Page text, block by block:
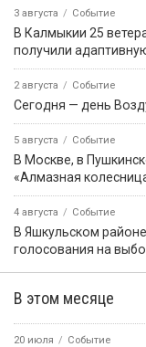
3 августа Событие
В Калмыкии 25
получили
2 августа Событие
Сегодня — день
5 августа Событие
В Москве, в
«Алмазная
4 августа Событие
В Яшкульском
голосования на
В этом месяце
20 июля Событие